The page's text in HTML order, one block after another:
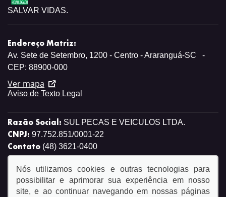
SALVAR VIDAS.
Endereço Matriz:
Av. Sete de Setembro, 1200 - Centro - Araranguá-SC
-
CEP: 88900-000
Ver mapa
Aviso de Texto Legal
Razão Social: SUL PECAS E VEICULOS LTDA.
CNPJ: 97.752.851/0001-22
Contato (48) 3621-0400
Nós utilizamos cookies e outras tecnologias para
possibilitar e aprimorar sua experiência em nosso
site, e ao continuar navegando em nossas páginas